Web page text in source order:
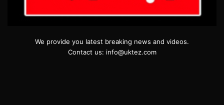
We provide you latest breaking news and videos.
Contact us: info@uktez.com